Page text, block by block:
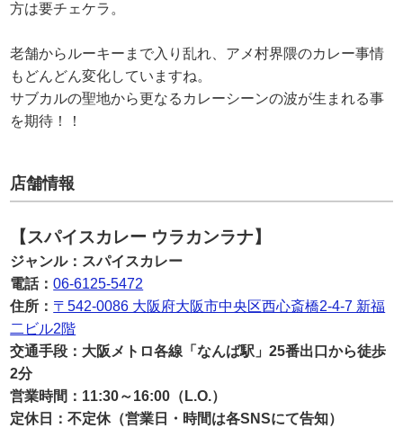
方は要チェケラ。
老舗からルーキーまで入り乱れ、アメ村界隈のカレー事情
もどんどん変化していますね。
サブカルの聖地から更なるカレーシーンの波が生まれる事
を期待！！
店舗情報
【スパイスカレー ウラカンラナ】
ジャンル：スパイスカレー
電話：06-6125-5472
住所： 〒542-0086 大阪府大阪市中央区西心斎橋2-4-7 新福
二ビル2階
交通手段：大阪メトロ各線「なんば駅」25番出口から徒歩
2分
営業時間：11:30～16:00（L.O.）
定休日：不定休（営業日・時間は各SNSにて告知）